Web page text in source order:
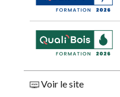
Voir le site